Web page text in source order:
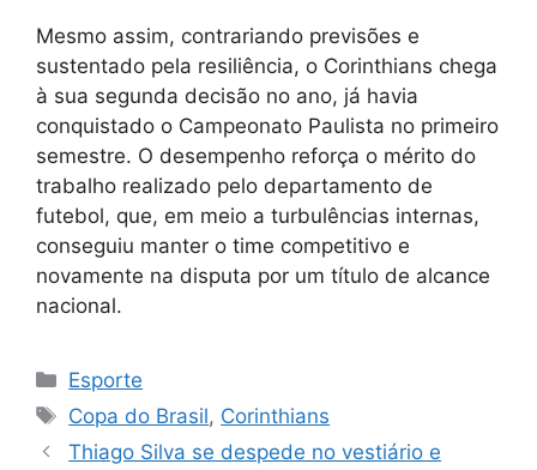
Mesmo assim, contrariando previsões e
sustentado pela resiliência, o Corinthians chega
à sua segunda decisão no ano, já havia
conquistado o Campeonato Paulista no primeiro
semestre. O desempenho reforça o mérito do
trabalho realizado pelo departamento de
futebol, que, em meio a turbulências internas,
conseguiu manter o time competitivo e
novamente na disputa por um título de alcance
nacional.
Categorias
Esporte
Tags
Copa do Brasil, Corinthians
Thiago Silva se despede no vestiário e